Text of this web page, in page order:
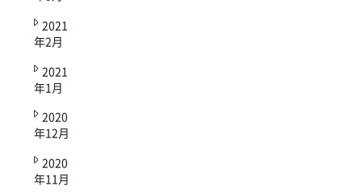
2021
年2月
2021
年1月
2020
年12月
2020
年11月